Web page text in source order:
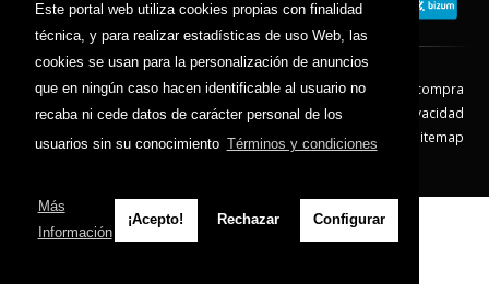
Este portal web utiliza cookies propias con finalidad
técnica, y para realizar estadísticas de uso Web, las
cookies se usan para la personalización de anuncios
que en ningún caso hacen identificable al usuario no
recaba ni cede datos de carácter personal de los
usuarios sin su conocimiento Términos y condiciones
Más
Información
¡Acepto! Rechazar Configurar
Contacto Aviso Legal
Condiciones de compra
Política de envíos
Política de devolución
Política de Privacidad
Política de Cookies
Sitemap